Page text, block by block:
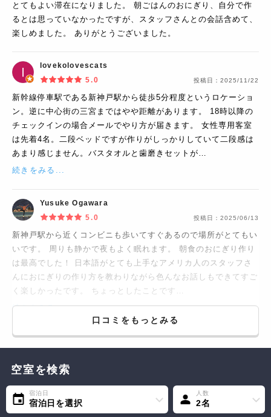
とてもよい滞在になりました。 朝ごはんのおにぎり、自分で作
るとは思っていなかったですが、スタッフさんとの会話含めて、
楽しめました。 ありがとうございました。
lovekolovescats
5.0
投稿日： 2025/11/22
新幹線停車駅である新神戸駅から徒歩5分程度というロケーショ
ン。逆に中心街の三宮まではやや距離があります。 18時以降の
チェックインの場合メールでやり方が届きます。 女性専用客室
は先着4名。二段ベッドですが作りがしっかりしていて二段感は
あまり感じません。バスタオルと歯磨きセットが…
続きをみる...
Yusuke Ogawara
5.0
投稿日： 2025/06/13
新神戸駅から近くコンビニも歩いてすぐあるので場所がとてもい
いです。 周りも静かで夜もよく眠れます。 朝食のおにぎり作り
は最高でした！ 日本語がとても上手なアメリカ人のスタッフさ
んにおにぎりの作り方を教わりながら色んなお話しもできてすご
く楽しかったです。 ちょっとしたことです…
続きをみる...
口コミをもっとみる
空室を検索
宿泊日
宿泊日を選択
人数
2名